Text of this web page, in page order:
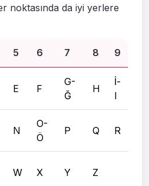
noktasında da iyi yerlere
5 6 7 8 9
E F
G-
Ğ
H
İ-
I
N
O-
Ö
P Q R
W X Y Z